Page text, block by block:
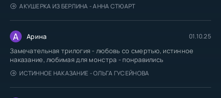
АКУШЕРКА ИЗ БЕРЛИНА - АННА СТЮАРТ
А Арина 01.10.25
Замечательная трилогия - любовь со смертью, истинное
наказание, любимая для монстра - понравились
ИСТИННОЕ НАКАЗАНИЕ - ОЛЬГА ГУСЕЙНОВА
0085
0086
0087
0088